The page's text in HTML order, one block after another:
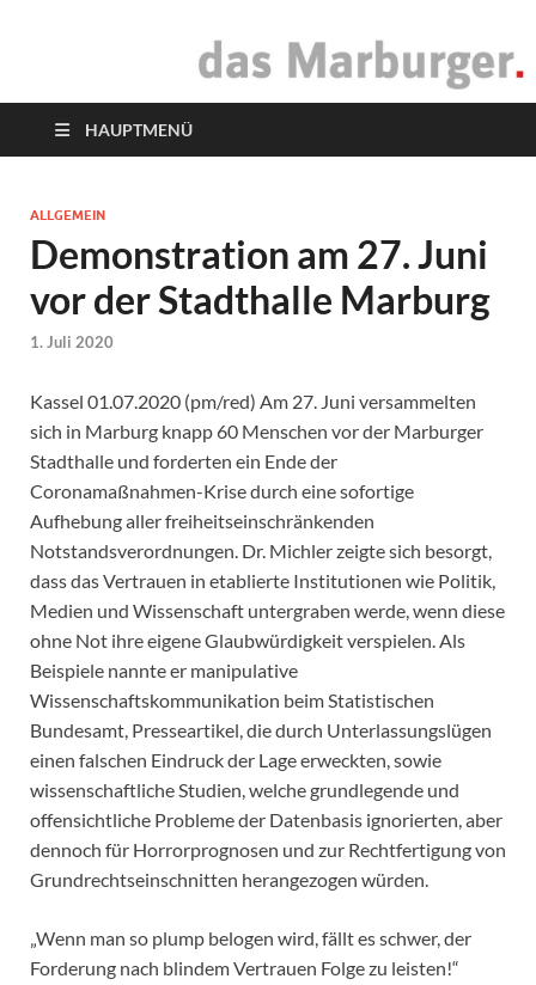
das Marburger.
HAUPTMENÜ
ALLGEMEIN
Demonstration am 27. Juni
vor der Stadthalle Marburg
1. Juli 2020
Kassel 01.07.2020 (pm/red) Am 27. Juni versammelten
sich in Marburg knapp 60 Menschen vor der Marburger
Stadthalle und forderten ein Ende der
Coronamaßnahmen-Krise durch eine sofortige
Aufhebung aller freiheitseinschränkenden
Notstandsverordnungen. Dr. Michler zeigte sich besorgt,
dass das Vertrauen in etablierte Institutionen wie Politik,
Medien und Wissenschaft untergraben werde, wenn diese
ohne Not ihre eigene Glaubwürdigkeit verspielen. Als
Beispiele nannte er manipulative
Wissenschaftskommunikation beim Statistischen
Bundesamt, Presseartikel, die durch Unterlassungslügen
einen falschen Eindruck der Lage erweckten, sowie
wissenschaftliche Studien, welche grundlegende und
offensichtliche Probleme der Datenbasis ignorierten, aber
dennoch für Horrorprognosen und zur Rechtfertigung von
Grundrechtseinschnitten herangezogen würden.
„Wenn man so plump belogen wird, fällt es schwer, der
Forderung nach blindem Vertrauen Folge zu leisten!“